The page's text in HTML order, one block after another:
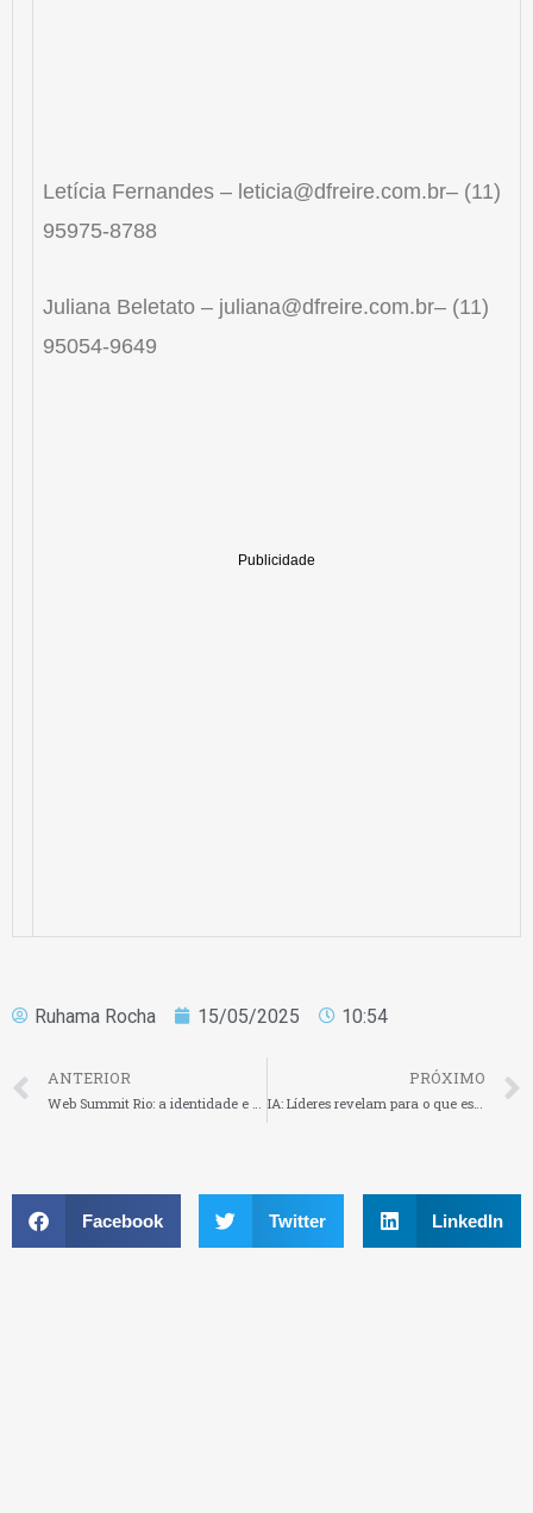
Letícia Fernandes – leticia@dfreire.com.br– (11)
95975-8788
Juliana Beletato – juliana@dfreire.com.br– (11)
95054-9649
Ruhama Rocha 15/05/2025 10:54
ANTERIOR PRÓXIMO
IA: Líderes revelam para o que estão usando soluções e quais ferramentas mais utilizam
Facebook Twitter LinkedIn